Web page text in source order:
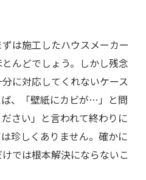
は施工したハウスメーカー
んどでしょう。しかし残念
に対応してくれないケース
、「壁紙にカビが…」と問
さい」と言われて終わりに
珍しくありません。確かに
では根本解決にならないこ